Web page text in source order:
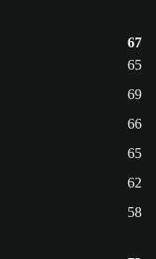
67
65
69
66
65
62
58